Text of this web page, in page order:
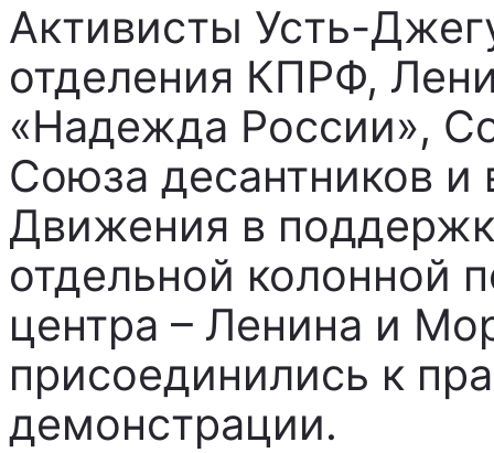
Активисты Усть-
отделения КПРФ,
«Надежда России»,
Союза десантников и
Движения в
отдельной колонной
центра – Ленина и
присоединились к
демонстрации.